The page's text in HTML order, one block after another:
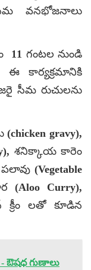
వనభోజనాలు
గంటల నుండి
ఈ కార్యక్రమానికి
సీమ రుచులను
gravy),
శనిక్కాయ కారెం
(Vegetable
(Aloo Curry),
లతో కూడిన
- ఔషధ గుణాలు